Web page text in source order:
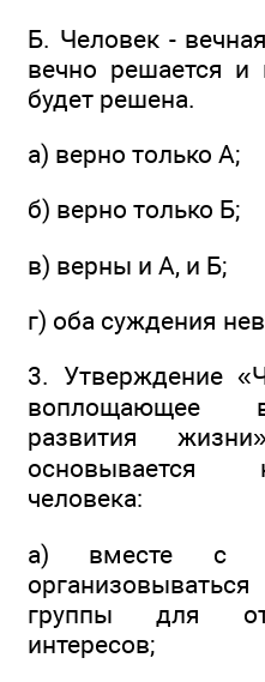
Б. Человек -
вечно решается и
будет решена.
а) верно только А;
б) верно только Б;
в) верны и А, и Б;
г) оба суждения
3. Утверждение
воплощающее
развития
основывается
человека:
а) вместе с
группы для
интересов;